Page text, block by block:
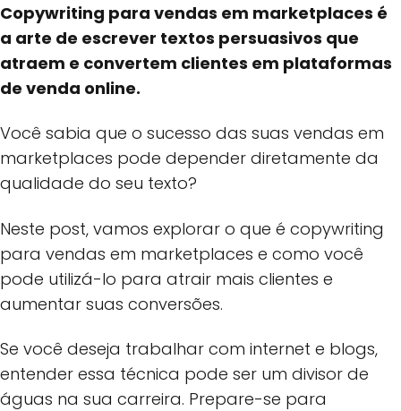
Como Usar Copywriting para Vendas
em Marketplaces e Aumentar Seus
Lucros
Copywriting para vendas em marketplaces é
a arte de escrever textos persuasivos que
atraem e convertem clientes em plataformas
de venda online.
Você sabia que o sucesso das suas vendas em
marketplaces pode depender diretamente da
qualidade do seu texto?
Neste post, vamos explorar o que é copywriting
para vendas em marketplaces e como você
pode utilizá-lo para atrair mais clientes e
aumentar suas conversões.
Se você deseja trabalhar com internet e blogs,
entender essa técnica pode ser um divisor de
águas na sua carreira. Prepare-se para